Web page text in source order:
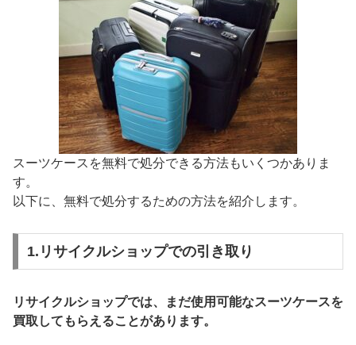
スーツケースを無料で処分できる方法もいくつかありま
す。
以下に、無料で処分するための方法を紹介します。
1.リサイクルショップでの引き取り
リサイクルショップでは、まだ使用可能なスーツケースを
買取してもらえることがあります。